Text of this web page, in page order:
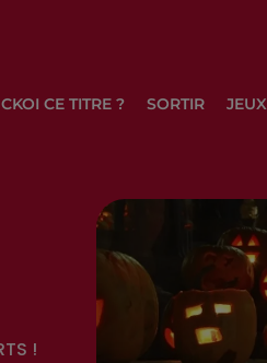
CKOI CE TITRE ? SORTIR JEUX
!